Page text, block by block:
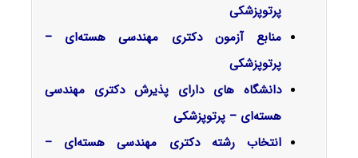
پرتوپزشکی
منابع آزمون دکتری مهندسی هسته‌ای –
پرتوپزشکی
دانشگاه های دارای پذیرش دکتری مهندسی
هسته‌ای – پرتوپزشکی
انتخاب رشته دکتری مهندسی هسته‌ای –